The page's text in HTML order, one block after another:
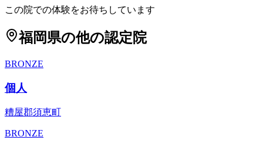
この院での体験をお待ちしています
福岡県の他の認定院
BRONZE
個人
糟屋郡須恵町
BRONZE